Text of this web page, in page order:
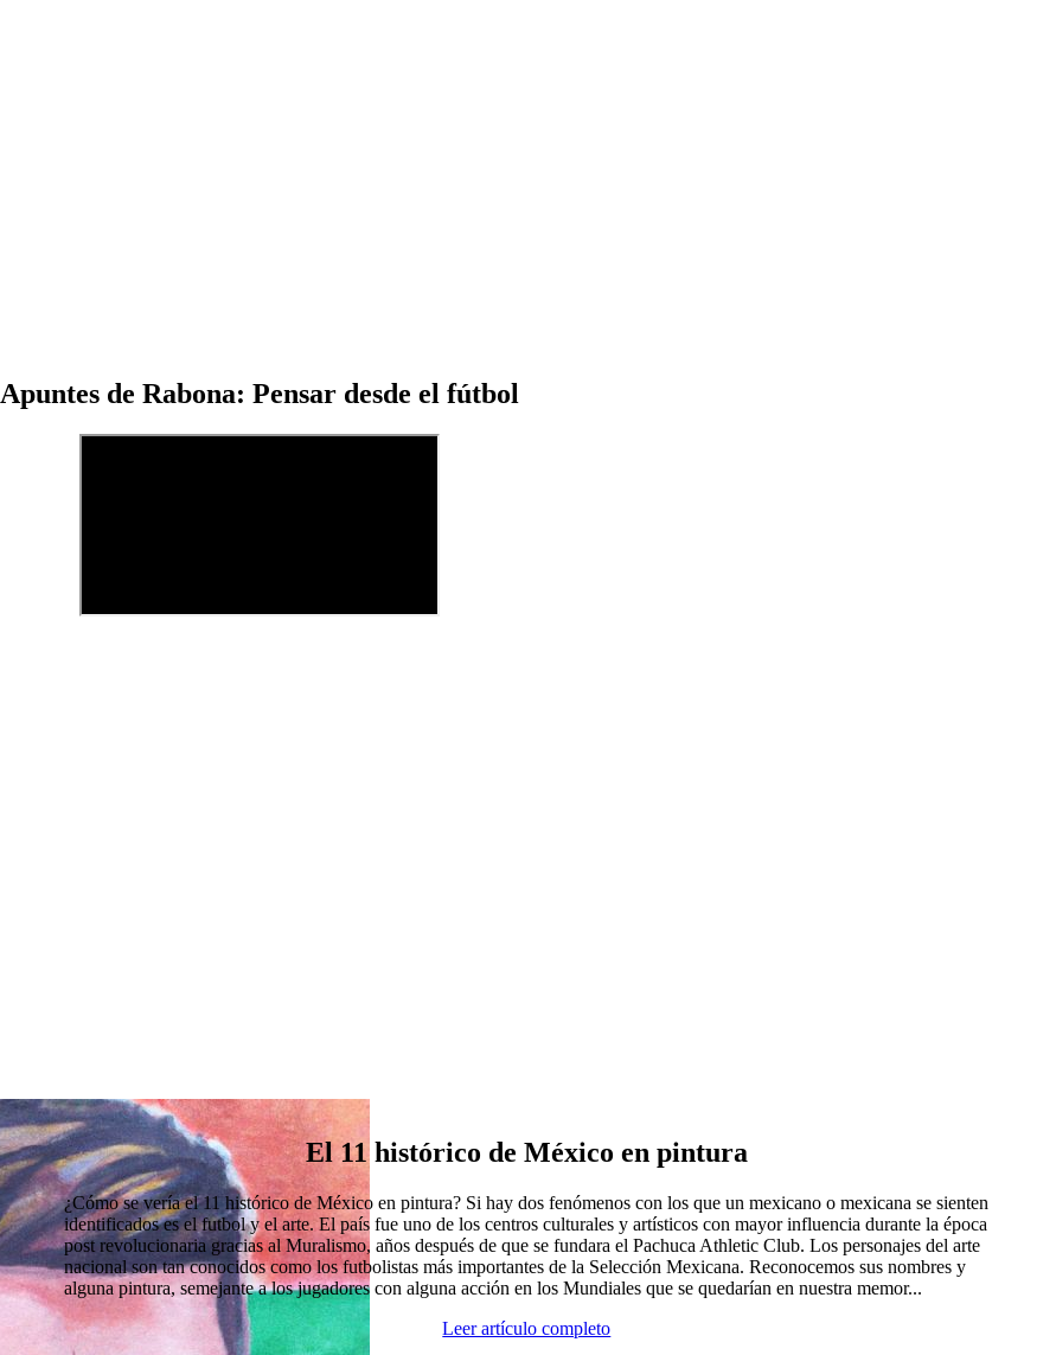
Apuntes de Rabona: Pensar desde el fútbol
El 11 histórico de México en pintura
¿Cómo se vería el 11 histórico de México en pintura? Si hay dos fenómenos con los que un mexicano o mexicana se sienten
identificados es el futbol y el arte. El país fue uno de los centros culturales y artísticos con mayor influencia durante la época
post revolucionaria gracias al Muralismo, años después de que se fundara el Pachuca Athletic Club. Los personajes del arte
nacional son tan conocidos como los futbolistas más importantes de la Selección Mexicana. Reconocemos sus nombres y
alguna pintura, semejante a los jugadores con alguna acción en los Mundiales que se quedarían en nuestra memor...
Leer artículo completo